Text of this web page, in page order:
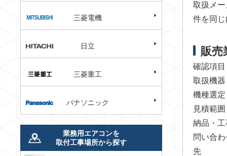
取扱メ
件を同
販売
確認項目
取扱機器
機種選定
見積範囲
納品・工
問い合
先
三菱電機
日立
三菱重工
パナソニック
業務用エアコンを
取付工事場所から探す